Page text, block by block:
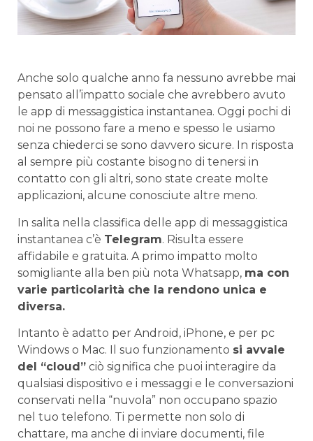
Anche solo qualche anno fa nessuno avrebbe mai
pensato all’impatto sociale che avrebbero avuto
le app di messaggistica instantanea. Oggi pochi di
noi ne possono fare a meno e spesso le usiamo
senza chiederci se sono davvero sicure. In risposta
al sempre più costante bisogno di tenersi in
contatto con gli altri, sono state create molte
applicazioni, alcune conosciute altre meno.
In salita nella classifica delle app di messaggistica
instantanea c’è Telegram. Risulta essere
affidabile e gratuita. A primo impatto molto
somigliante alla ben più nota Whatsapp, ma con
varie particolarità che la rendono unica e
diversa.
Intanto è adatto per Android, iPhone, e per pc
Windows o Mac. Il suo funzionamento si avvale
del “cloud” ciò significa che puoi interagire da
qualsiasi dispositivo e i messaggi e le conversazioni
conservati nella “nuvola” non occupano spazio
nel tuo telefono. Ti permette non solo di
chattare, ma anche di inviare documenti, file